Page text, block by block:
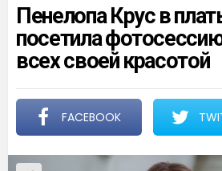
Пенелопа Крус в
посетила
всех своей красотой
FACEBOOK